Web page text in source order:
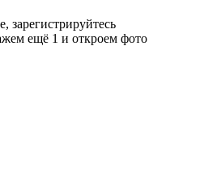
зарегистрируйтесь
ещё 1 и откроем фото